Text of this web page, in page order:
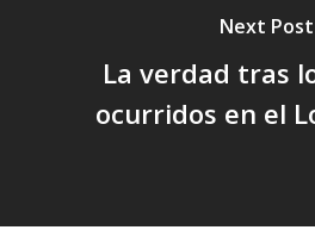
Next Post
La verdad tras
ocurridos en el